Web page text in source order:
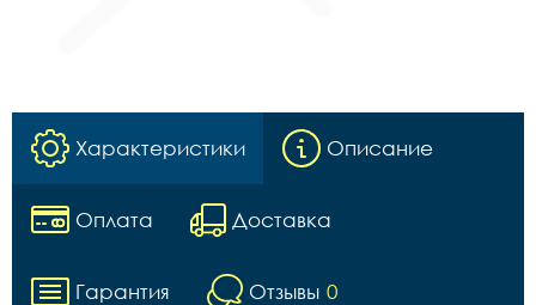
Характеристики Описание
Оплата Доставка
Гарантия Отзывы 0